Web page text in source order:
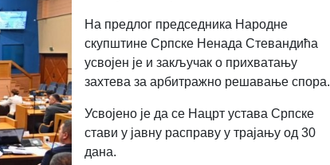
На предлог председника Народне
скупштине Српске Ненада Стевандића
усвојен је и закључак о прихватању
захтева за арбитражно решавање спора.
Усвојено је да се Нацрт устава Српске
стави у јавну расправу у трајању од 30
дана.